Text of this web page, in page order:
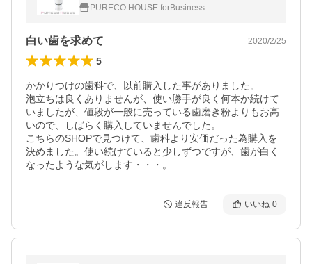
PURECO HOUSE forBusiness
白い歯を求めて 2020/2/25
5
かかりつけの歯科で、以前購入した事がありました。
泡立ちは良くありませんが、使い勝手が良く何本か続けて
いましたが、値段が一般に売っている歯磨き粉よりもお高
いので、しばらく購入していませんでした。
こちらのSHOPで見つけて、歯科より安価だった為購入を
決めました。使い続けていると少しずつですが、歯が白く
なったような気がします・・・。
違反報告 いいね 0